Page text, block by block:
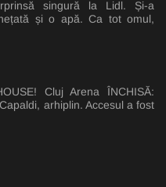
singură la Lidl. Și-a
și o apă. Ca tot omul,
Cluj Arena ÎNCHISĂ:
arhiplin. Accesul a fost